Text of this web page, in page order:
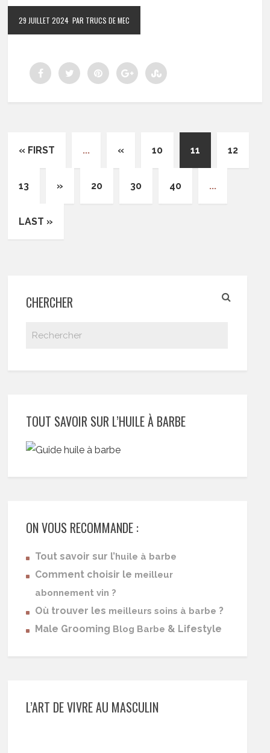
29 JUILLET 2024 PAR TRUCS DE MEC
« FIRST ... « 10 11 12
13 » 20 30 40 ...
LAST »
CHERCHER
TOUT SAVOIR SUR L’HUILE À BARBE
ON VOUS RECOMMANDE :
Tout savoir sur l’huile à barbe
Comment choisir le meilleur
abonnement vin ?
Où trouver les meilleurs soins à barbe ?
Male Grooming Blog Barbe & Lifestyle
L’ART DE VIVRE AU MASCULIN